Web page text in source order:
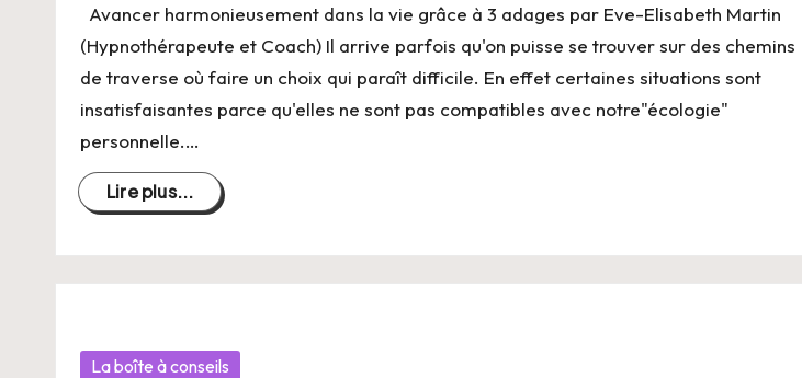
Avancer harmonieusement dans la vie grâce à 3 adages par Eve-Elisabeth Martin
(Hypnothérapeute et Coach) Il arrive parfois qu'on puisse se trouver sur des chemins
de traverse où faire un choix qui paraît difficile. En effet certaines situations sont
insatisfaisantes parce qu'elles ne sont pas compatibles avec notre"écologie"
personnelle.…
Lire plus...
Posté
La boîte à conseils